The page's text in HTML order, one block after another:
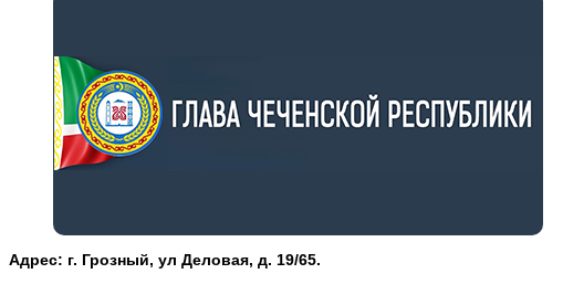
Адрес: г. Грозный, ул Деловая, д. 19/65.